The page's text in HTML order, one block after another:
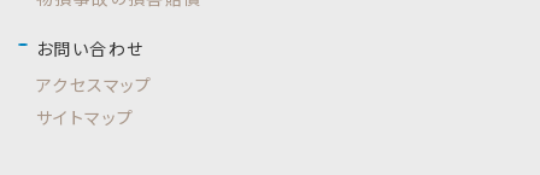
お問い合わせ
アクセスマップ
サイトマップ